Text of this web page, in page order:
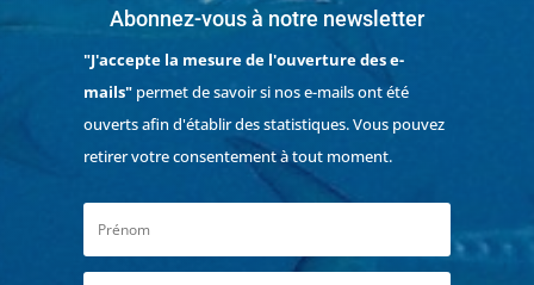
Abonnez-vous à notre newsletter
"J'accepte la mesure de l'ouverture des e-
mails"permet de savoir si nos e-mails ont été
ouverts afin d'établir des statistiques. Vous pouvez
retirer votre consentement à tout moment.